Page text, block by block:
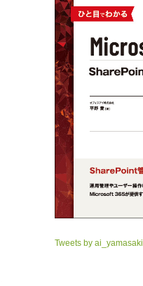
Tweets by ai_yamasaki